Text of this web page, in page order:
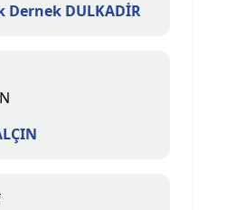
Dernek DULKADİR